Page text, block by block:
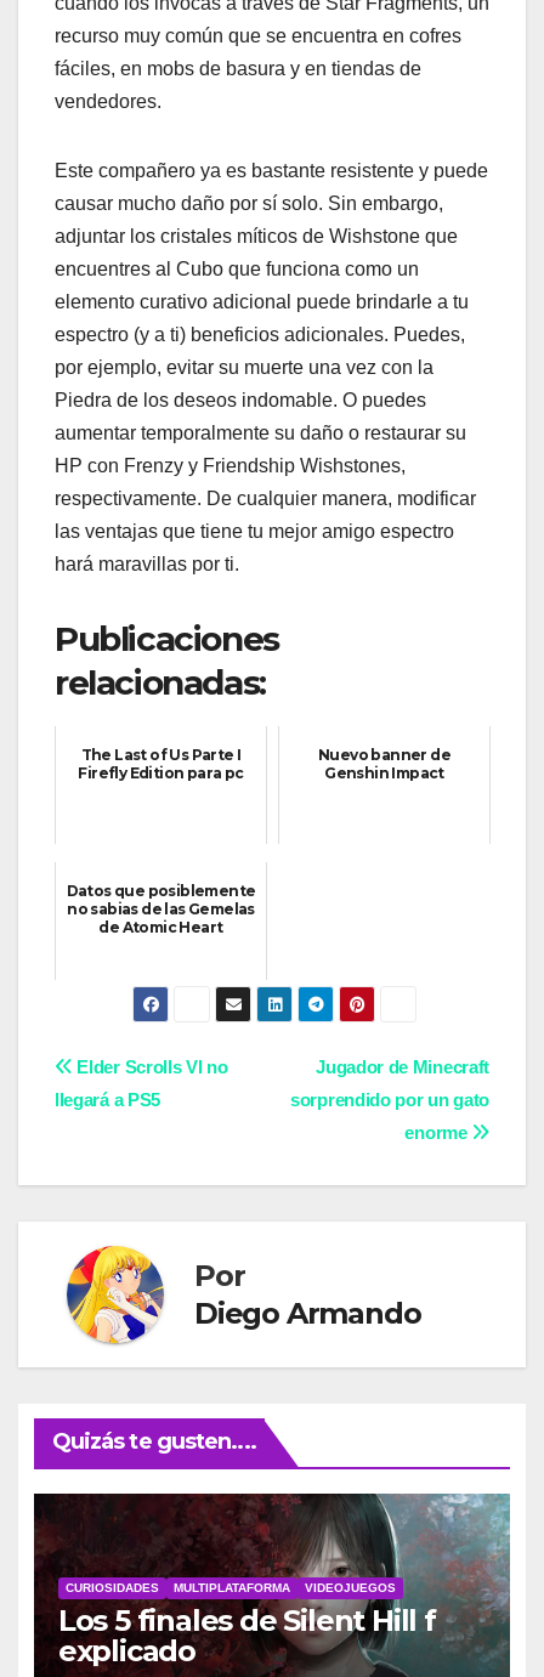
recurso muy común que se encuentra en cofres
fáciles, en mobs de basura y en tiendas de
vendedores.
Este compañero ya es bastante resistente y puede
causar mucho daño por sí solo. Sin embargo,
adjuntar los cristales míticos de Wishstone que
encuentres al Cubo que funciona como un
elemento curativo adicional puede brindarle a tu
espectro (y a ti) beneficios adicionales. Puedes,
por ejemplo, evitar su muerte una vez con la
Piedra de los deseos indomable. O puedes
aumentar temporalmente su daño o restaurar su
HP con Frenzy y Friendship Wishstones,
respectivamente. De cualquier manera, modificar
las ventajas que tiene tu mejor amigo espectro
hará maravillas por ti.
Publicaciones
relacionadas:
The Last of Us Parte I
Firefly Edition para pc
Nuevo banner de
Genshin Impact
Datos que posiblemente
no sabias de las Gemelas
de Atomic Heart
Navegación
de
entradas
Jugador de Minecraft
sorprendido por un gato
enorme
Elder Scrolls VI no
llegará a PS5
Por
Diego Armando
Quizás te gusten....
CURIOSIDADES MULTIPLATAFORMA VIDEOJUEGOS
Los 5 finales de Silent Hill f
explicado